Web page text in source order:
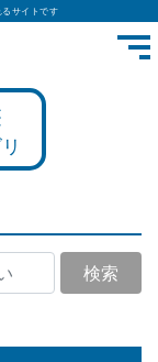
るサイトです
検索